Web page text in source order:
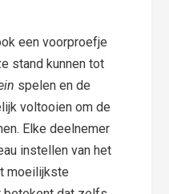
een voorproefje
stand kunnen tot
spelen en de
voltooien om de
Elke deelnemer
instellen van het
moeilijkste